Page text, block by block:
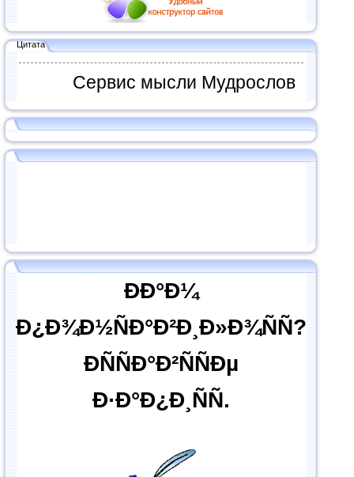
Цитата
Сервис мысли Мудрослов
ÐÐ°Ð¼
Ð¿Ð¾Ð½ÑÐ°Ð²Ð¸Ð»Ð¾ÑÑ?
ÐÑÑÐ°Ð²ÑÑÐµ
Ð·Ð°Ð¿Ð¸ÑÑ.